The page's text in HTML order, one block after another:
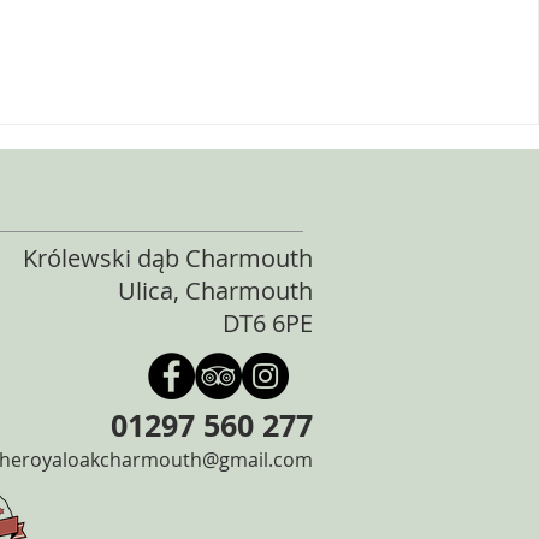
Królewski dąb Charmouth
Ulica, Charmouth
DT6 6PE
01297 560 277